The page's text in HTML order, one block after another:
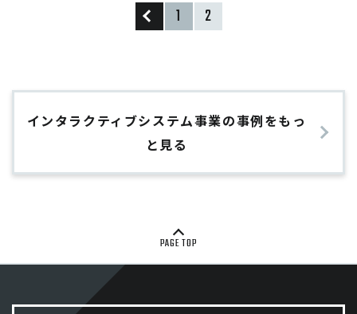
1 2
インタラクティブシステム事業の事例をもっ
と見る
PAGE TOP